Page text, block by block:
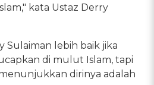
kata Ustaz Derry
Sulaiman lebih baik jika
di mulut Islam, tapi
dirinya adalah